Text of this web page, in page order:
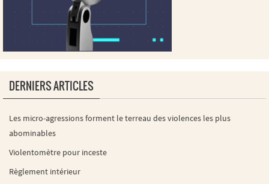
DERNIERS ARTICLES
Les micro-agressions forment le terreau des violences les plus
abominables
Violentomètre pour inceste
Règlement intérieur